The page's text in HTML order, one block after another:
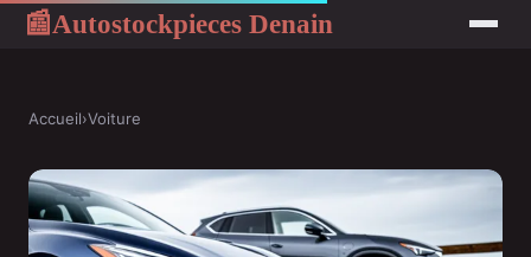
📰Autostockpieces Denain
Accueil›Voiture